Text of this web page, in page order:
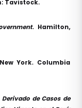
Tavistock.
. Hamilton,
York. Columbia
de Casos de